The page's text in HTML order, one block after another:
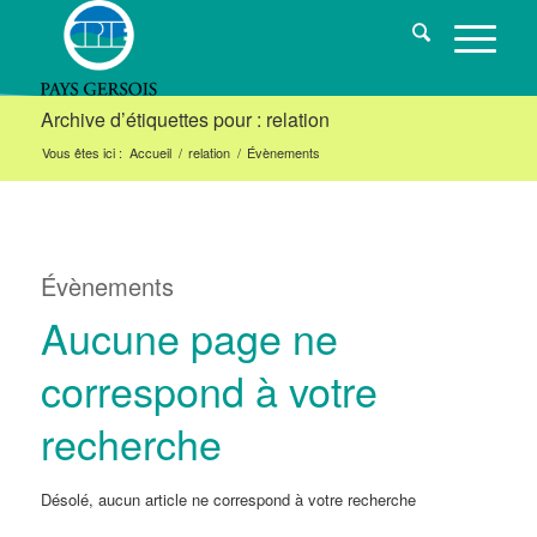
Archive d’étiquettes pour : relation
Vous êtes ici : Accueil / relation / Évènements
Évènements
Aucune page ne
correspond à votre
recherche
Désolé, aucun article ne correspond à votre recherche